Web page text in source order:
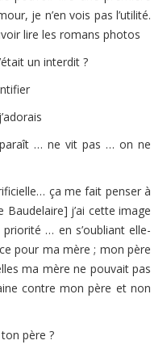
je n’en vois pas l’utilité.
lire les romans photos
un interdit ?
… ne vit pas … on ne
ça me fait penser à
Baudelaire] j’ai cette image
… en s’oubliant elle-
pour ma mère ; mon père
ma mère ne pouvait pas
contre mon père et non
père ?